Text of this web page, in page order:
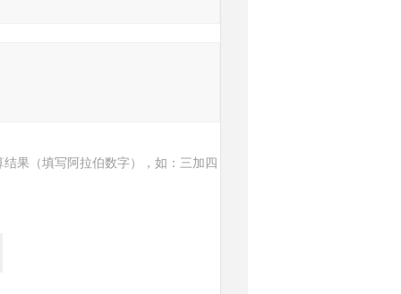
结果（填写阿拉伯数字），如：三加四